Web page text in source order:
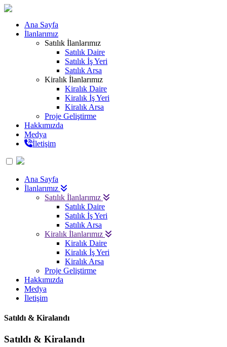
Ana Sayfa
İlanlarımız
Satılık İlanlarımız
Satılık Daire
Satılık İş Yeri
Satılık Arsa
Kiralık İlanlarımız
Kiralık Daire
Kiralık İş Yeri
Kiralık Arsa
Proje Geliştirme
Hakkımızda
Medya
İletişim
Ana Sayfa
İlanlarımız
Satılık İlanlarımız
Satılık Daire
Satılık İş Yeri
Satılık Arsa
Kiralık İlanlarımız
Kiralık Daire
Kiralık İş Yeri
Kiralık Arsa
Proje Geliştirme
Hakkımızda
Medya
İletişim
Satıldı & Kiralandı
Satıldı & Kiralandı